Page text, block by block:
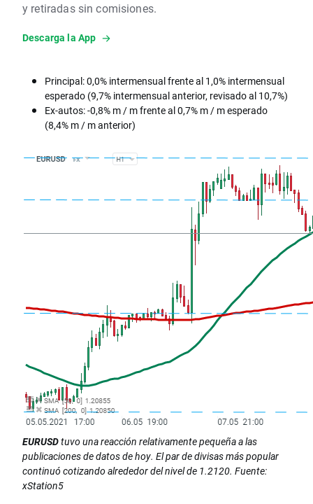
y retiradas sin comisiones.
Descarga la App
Principal: 0,0% intermensual frente al 1,0% intermensual
esperado (9,7% intermensual anterior, revisado al 10,7%)
Ex-autos: -0,8% m / m frente al 0,7% m / m esperado
(8,4% m / m anterior)
EURUSDtuvo una reacción relativamente pequeña a las
publicaciones de datos de hoy. El par de divisas más popular
continuó cotizando alrededor del nivel de 1.2120. Fuente:
xStation5